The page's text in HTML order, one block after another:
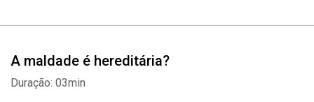
A maldade é hereditária?
Duração: 03min